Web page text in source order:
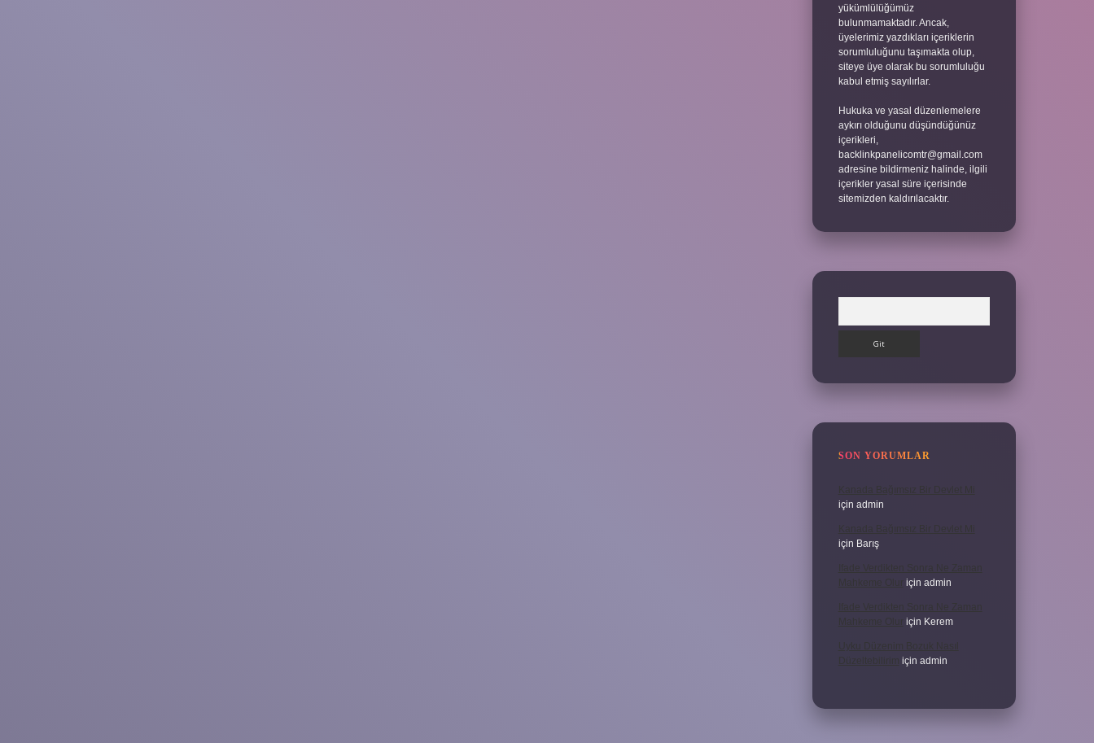
yükümlülüğümüz
bulunmamaktadır. Ancak,
üyelerimiz yazdıkları içeriklerin
sorumluluğunu taşımakta olup,
siteye üye olarak bu sorumluluğu
kabul etmiş sayılırlar.
Hukuka ve yasal düzenlemelere
aykırı olduğunu düşündüğünüz
içerikleri,
backlinkpanelicomtr@gmail.com
adresine bildirmeniz halinde, ilgili
içerikler yasal süre içerisinde
sitemizden kaldırılacaktır.
SON YORUMLAR
Kanada Bağımsız Bir Devlet Mi
için admin
Kanada Bağımsız Bir Devlet Mi
için Barış
Ifade Verdikten Sonra Ne Zaman
Mahkeme Olur için admin
Ifade Verdikten Sonra Ne Zaman
Mahkeme Olur için Kerem
Uyku Düzenim Bozuk Nasıl
Düzeltebilirim
için admin